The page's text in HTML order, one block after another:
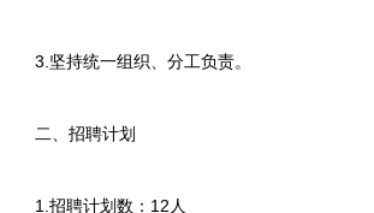
3.坚持统一组织、分工负责。
二、招聘计划
1.招聘计划数：12人